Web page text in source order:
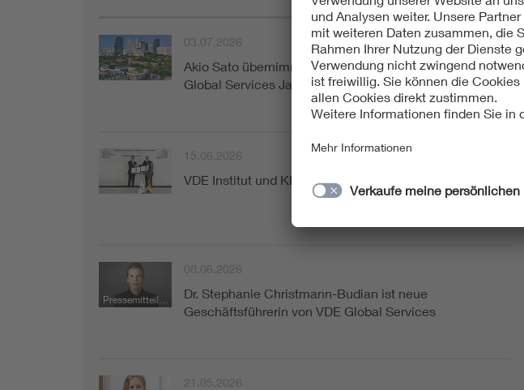
03.07.2026
Akio Sato übernimmt die Geschäftsführung von VDE
Global Services Japan
15.06.2026
VDE Institut und KEPCO vertiefen ihre Zusammenarbeit
08.06.2026
Dr. Stephanie Christmann-Budian ist neue
Geschäftsführerin von VDE Global Services
21.05.2026